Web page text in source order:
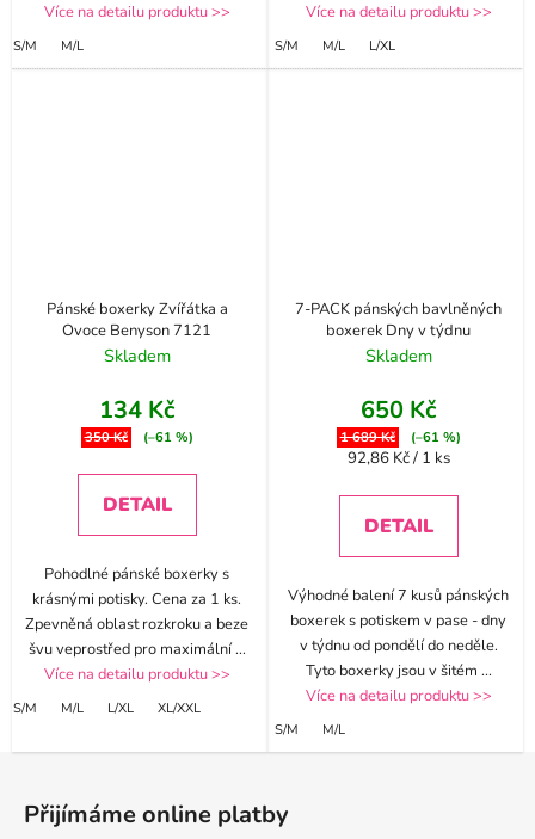
Více na detailu produktu >>
S/M M/L
Více na detailu produktu >>
S/M M/L L/XL
Pánské boxerky Zvířátka a
Ovoce Benyson 7121
Skladem
134 Kč
350 Kč (–61 %)
DETAIL
Pohodlné pánské boxerky s
krásnými potisky. Cena za 1 ks.
Zpevněná oblast rozkroku a beze
švu veprostřed pro maximální...
Více na detailu produktu >>
S/M M/L L/XL XL/XXL
7-PACK pánských bavlněných
boxerek Dny v týdnu
Skladem
650 Kč
1 689 Kč (–61 %)
Měrná
92,86 Kč / 1 ks
DETAIL
Výhodné balení 7 kusů pánských
boxerek s potiskem v pase - dny
v týdnu od pondělí do neděle.
Tyto boxerky jsou v šitém ...
Více na detailu produktu >>
S/M M/L
Z
Přijímáme online platby